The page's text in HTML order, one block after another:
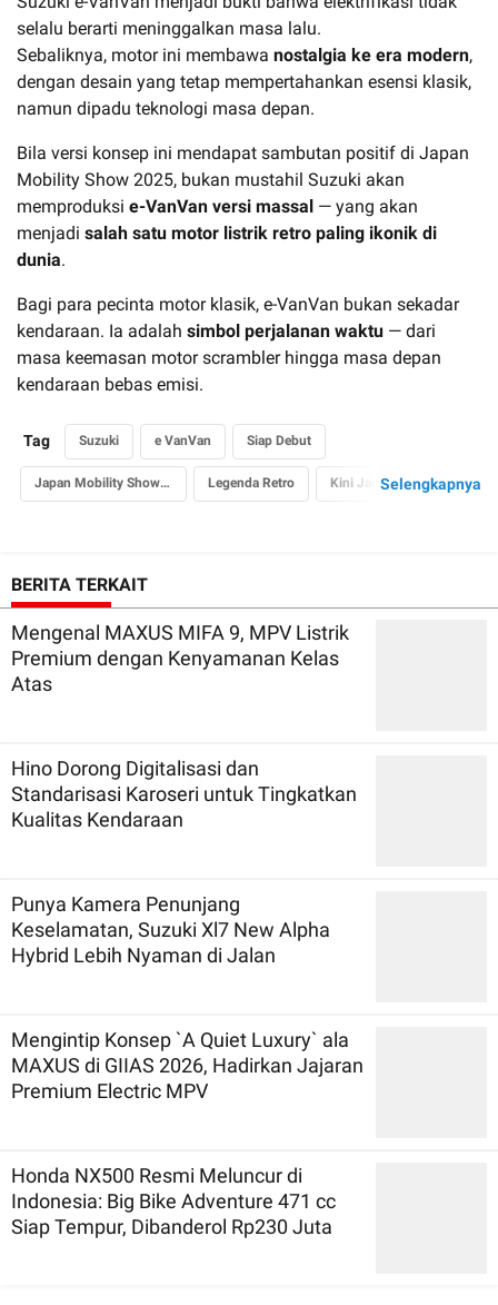
selalu berarti meninggalkan masa lalu.
Sebaliknya, motor ini membawa nostalgia ke era modern,
dengan desain yang tetap mempertahankan esensi klasik,
namun dipadu teknologi masa depan.
Bila versi konsep ini mendapat sambutan positif di Japan
Mobility Show 2025, bukan mustahil Suzuki akan
memproduksi e-VanVan versi massal — yang akan
menjadi salah satu motor listrik retro paling ikonik di
dunia.
Bagi para pecinta motor klasik, e-VanVan bukan sekadar
kendaraan. Ia adalah simbol perjalanan waktu — dari
masa keemasan motor scrambler hingga masa depan
kendaraan bebas emisi.
Tag Suzuki e VanVan Siap Debut
Japan Mobility Show 2025 Legenda Retro Kini Jadi Motor Listrik
Selengkapnya
BERITA TERKAIT
Mengenal MAXUS MIFA 9, MPV Listrik
Premium dengan Kenyamanan Kelas
Atas
Hino Dorong Digitalisasi dan
Standarisasi Karoseri untuk Tingkatkan
Kualitas Kendaraan
Punya Kamera Penunjang
Keselamatan, Suzuki Xl7 New Alpha
Hybrid Lebih Nyaman di Jalan
Mengintip Konsep `A Quiet Luxury` ala
MAXUS di GIIAS 2026, Hadirkan Jajaran
Premium Electric MPV
Honda NX500 Resmi Meluncur di
Indonesia: Big Bike Adventure 471 cc
Siap Tempur, Dibanderol Rp230 Juta